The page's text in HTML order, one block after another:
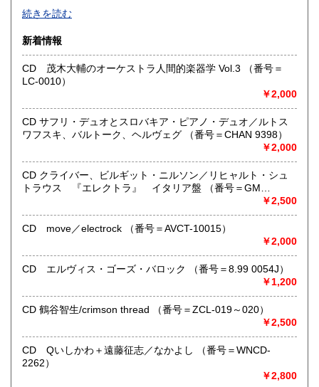
●当店では国内送料は無料です。（特記されたものを除きま
す）。
ール、定形外郵便、
ネコポス、ヤマト宅急便などでお届けしています。
但し、お客様が配送方法をご指定になる場合又は、
後払いをご希望の場合は送料の実費をお支払い頂きます。
代引きをご希望の場合は代引き手数料及び送料の実費をお
支払い下さい。
●公費ご購入を承ります。 送料は実費をご負担下さい。 お
支払いは後払いが可能です。
※当店は【インボイス制度】の適格請求書発行事業者では
ございません。
●当店では迅速な発送を心掛けています。
ご送金、ご決済の確認が出来ましたら通常24時間以内にお
●商品の発送に際しては水濡れ対策等、丁寧な梱包を心掛けて
す。 ご容赦下さい。
●当店は古書以外にも様々な商品を取り扱っています。下記
沿線名：東急田園都市線
最寄駅：三軒茶屋駅北出口Aから下北沢方面へ6分 ゴリラビ
ルの向かい 小田急バス太子堂停留所前
営業時間：平日=10:00〜19:00 日曜・祭日=12:00～18:00
定休日：火曜日
続きを読む
新着情報
CD 茂木大輔のオーケストラ人間的楽器学 Vol.3 （番号＝
LC-0010）
￥2,000
CD サフリ・デュオとスロバキア・ピアノ・デュオ／ルトス
ワフスキ、バルトーク、ヘルヴェグ （番号＝CHAN 9398）
￥2,000
CD クライバー、ビルギット・ニルソン／リヒャルト・シュ
トラウス 『エレクトラ』 イタリア盤 （番号＝GM
￥2,500
CD move／electrock （番号＝AVCT-10015）
￥2,000
CD エルヴィス・ゴーズ・バロック （番号＝8.99 0054J）
￥1,200
CD 鶴谷智生/crimson thread （番号＝ZCL-019～020）
￥2,500
CD Qいしかわ＋遠藤征志／なかよし （番号＝WNCD-
2262）
￥2,800